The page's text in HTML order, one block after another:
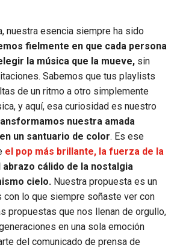
nuestra esencia siempre ha sido
fielmente en que cada persona
la música que la mueve, sin
Sabemos que tus playlists
de un ritmo a otro simplemente
y aquí, esa curiosidad es nuestro
nuestra amada
un santuario de color. Es ese
el pop más brillante, la fuerza de la
abrazo cálido de la nostalgia
cielo. Nuestra propuesta es un
con lo que siempre soñaste ver con
propuestas que nos llenan de orgullo,
en una sola emoción
del comunicado de prensa de